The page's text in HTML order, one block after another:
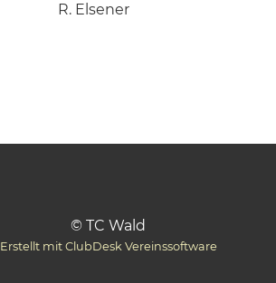
R. Elsener
© TC Wald
Erstellt mit ClubDesk Vereinssoftware